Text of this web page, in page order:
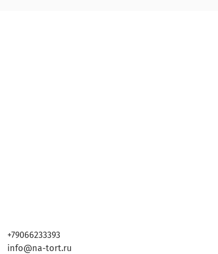
+79066233393
info@na-tort.ru